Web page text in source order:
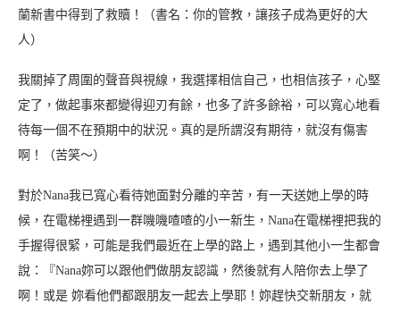
蘭新書中得到了救贖！（書名：你的管教，讓孩子成為更好的大
人）
我關掉了周圍的聲音與視線，我選擇相信自己，也相信孩子，心堅
定了，做起事來都變得迎刃有餘，也多了許多餘裕，可以寬心地看
待每一個不在預期中的狀況。真的是所謂沒有期待，就沒有傷害
啊！（苦笑～）
對於Nana我已寬心看待她面對分離的辛苦，有一天送她上學的時
候，在電梯裡遇到一群嘰嘰喳喳的小一新生，Nana在電梯裡把我的
手握得很緊，可能是我們最近在上學的路上，遇到其他小一生都會
說：『Nana妳可以跟他們做朋友認識，然後就有人陪你去上學了
啊！或是 妳看他們都跟朋友一起去上學耶！妳趕快交新朋友，就